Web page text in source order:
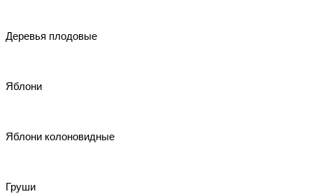
Деревья плодовые
Яблони
Яблони колоновидные
Груши